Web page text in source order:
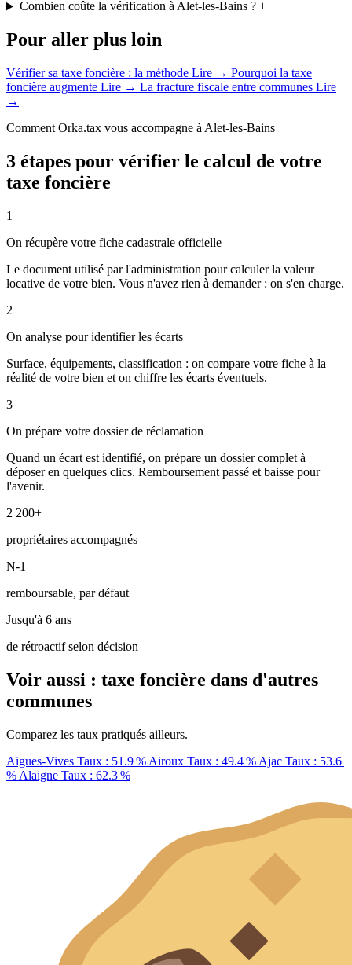
Combien coûte la vérification à Alet-les-Bains ?+
Pour aller plus loin
Vérifier sa taxe foncière : la méthode Lire → Pourquoi la taxe
foncière augmente Lire → La fracture fiscale entre communes Lire
→
Comment Orka.tax vous accompagne à Alet-les-Bains
3 étapes pour vérifier le calcul de votre
taxe foncière
1
On récupère votre fiche cadastrale officielle
Le document utilisé par l'administration pour calculer la valeur
locative de votre bien. Vous n'avez rien à demander : on s'en charge.
2
On analyse pour identifier les écarts
Surface, équipements, classification : on compare votre fiche à la
réalité de votre bien et on chiffre les écarts éventuels.
3
On prépare votre dossier de réclamation
Quand un écart est identifié, on prépare un dossier complet à
déposer en quelques clics. Remboursement passé et baisse pour
l'avenir.
2 200+
propriétaires accompagnés
N-1
remboursable, par défaut
Jusqu'à 6 ans
de rétroactif selon décision
Voir aussi : taxe foncière dans d'autres
communes
Comparez les taux pratiqués ailleurs.
Aigues-Vives Taux : 51.9 % Airoux Taux : 49.4 % Ajac Taux : 53.6
% Alaigne Taux : 62.3 %